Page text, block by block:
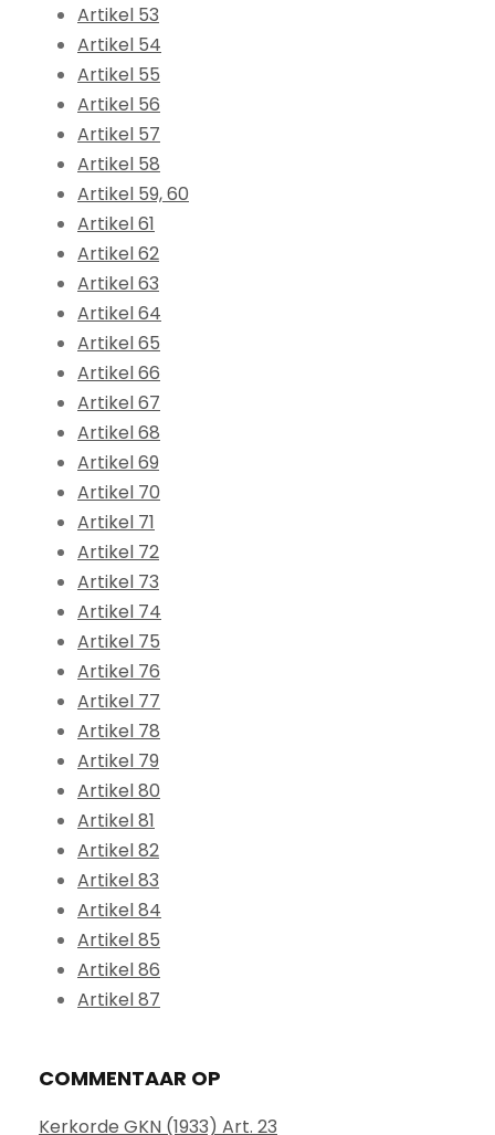
Artikel 53
Artikel 54
Artikel 55
Artikel 56
Artikel 57
Artikel 58
Artikel 59, 60
Artikel 61
Artikel 62
Artikel 63
Artikel 64
Artikel 65
Artikel 66
Artikel 67
Artikel 68
Artikel 69
Artikel 70
Artikel 71
Artikel 72
Artikel 73
Artikel 74
Artikel 75
Artikel 76
Artikel 77
Artikel 78
Artikel 79
Artikel 80
Artikel 81
Artikel 82
Artikel 83
Artikel 84
Artikel 85
Artikel 86
Artikel 87
COMMENTAAR OP
Kerkorde GKN (1933) Art. 23